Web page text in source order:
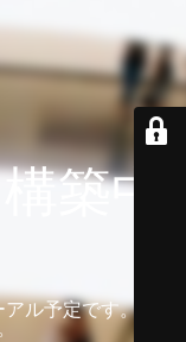
築中
ル予定です。 しば